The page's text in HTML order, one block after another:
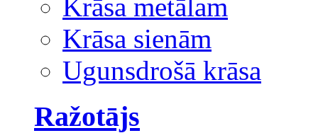
Krāsa metālam
Krāsa sienām
Ugunsdrošā krāsa
Ražotājs